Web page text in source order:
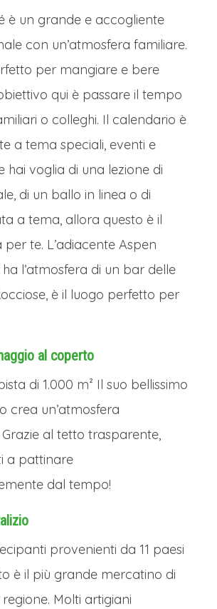
è un grande e accogliente
con un’atmosfera familiare.
per mangiare e bere
qui è passare il tempo
o colleghi. Il calendario è
a tema speciali, eventi e
hai voglia di una lezione di
di un ballo in linea o di
a tema, allora questo è il
te. L’adiacente Aspen
l’atmosfera di un bar delle
è il luogo perfetto per
al coperto
di 1.000 m² Il suo bellissimo
crea un’atmosfera
al tetto trasparente,
a pattinare
dal tempo!
provenienti da 11 paesi
è il più grande mercatino di
Molti artigiani